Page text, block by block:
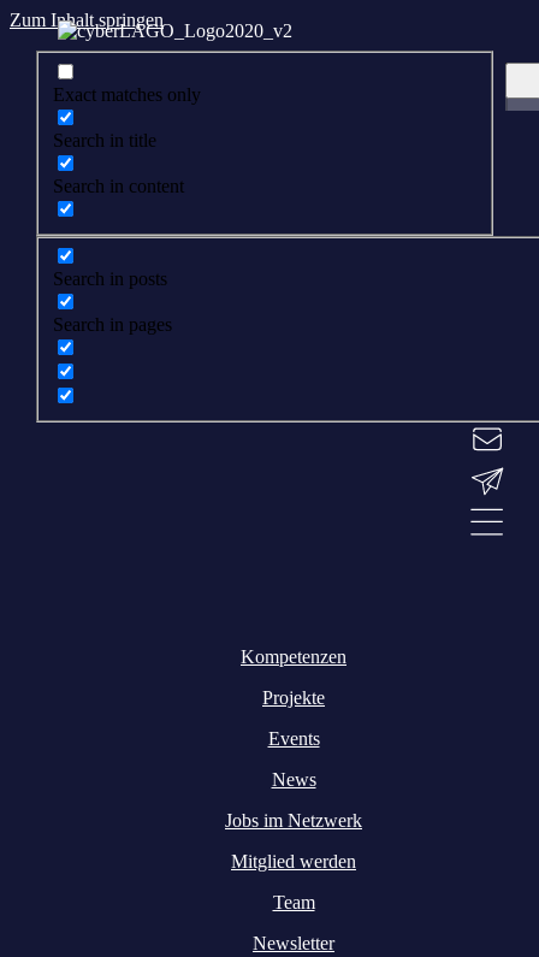
Zum Inhalt springen
Exact matches only
Search in title
Search in content
Search in posts
Search in pages
Kompetenzen
Projekte
Events
News
Jobs im Netzwerk
Mitglied werden
Team
Newsletter